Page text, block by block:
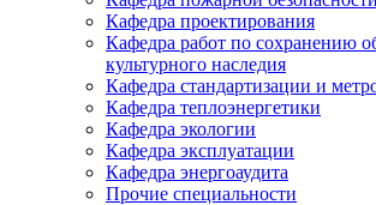
Кафедра проектирования
Кафедра работ по сохранению
культурного наследия
Кафедра стандартизации и
Кафедра теплоэнергетики
Кафедра экологии
Кафедра эксплуатации
Кафедра энергоаудита
Прочие специальности